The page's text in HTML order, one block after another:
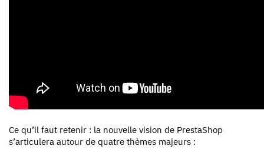
Ce qu’il faut retenir : la nouvelle vision de PrestaShop
s’articulera autour de quatre thèmes majeurs :